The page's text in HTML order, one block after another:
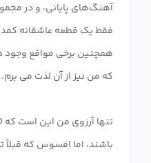
آهنگ‌های پایانی، و در
فقط یک قطعه عاشقانه
همچنین برخی مواقع
باشند، اما افسوس که